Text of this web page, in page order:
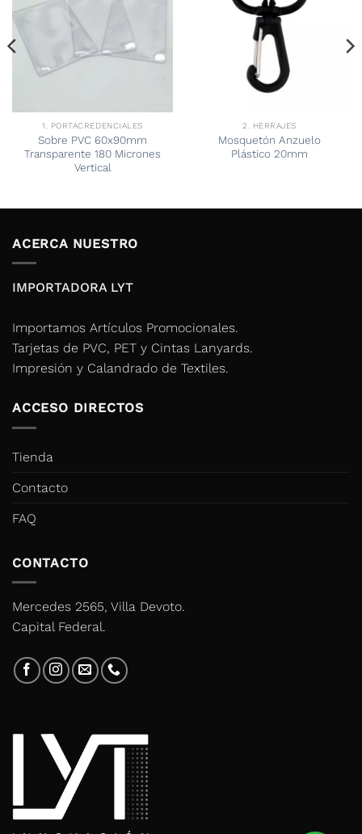
1. PORTACREDENCIALES
Sobre PVC 60x90mm
Transparente 180 Micrones
Vertical
2. HERRAJES
Mosquetón Anzuelo
Plástico 20mm
ACERCA NUESTRO
IMPORTADORA LYT
Importamos Artículos Promocionales.
Tarjetas de PVC, PET y Cintas Lanyards.
Impresión y Calandrado de Textiles.
ACCESO DIRECTOS
Tienda
Contacto
FAQ
CONTACTO
Mercedes 2565, Villa Devoto.
Capital Federal.